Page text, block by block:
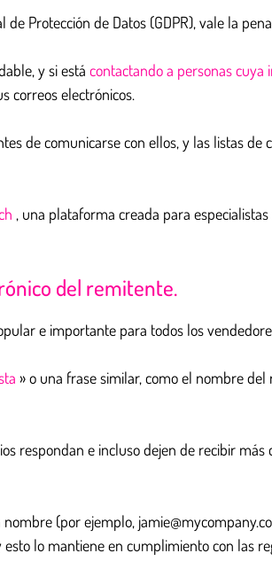
Protección de Datos (GDPR), vale la
y si está contactando a personas cuya
correos electrónicos.
de comunicarse con ellos, y las listas
, una plataforma creada para
del remitente.
e importante para todos los
» o una frase similar, como el nombre
respondan e incluso dejen de recibir más
(por ejemplo,
lo mantiene en cumplimiento con las